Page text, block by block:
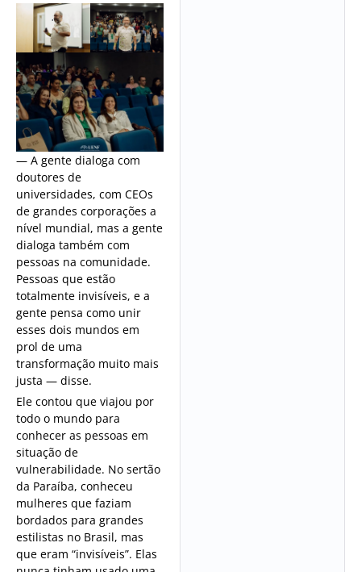
— A gente dialoga com
doutores de
universidades, com CEOs
de grandes corporações a
nível mundial, mas a gente
dialoga também com
pessoas na comunidade.
Pessoas que estão
totalmente invisíveis, e a
gente pensa como unir
esses dois mundos em
prol de uma
transformação muito mais
justa — disse.
Ele contou que viajou por
todo o mundo para
conhecer as pessoas em
situação de
vulnerabilidade. No sertão
da Paraíba, conheceu
mulheres que faziam
bordados para grandes
estilistas no Brasil, mas
que eram “invisíveis”. Elas